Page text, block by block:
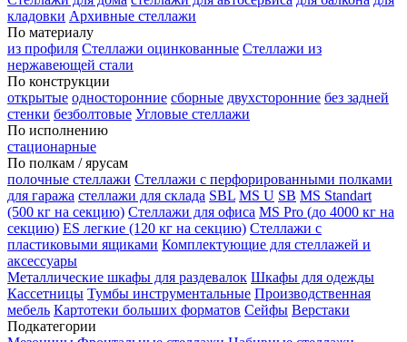
кладовки Архивные стеллажи
По материалу
из профиля Стеллажи оцинкованные Стеллажи из
нержавеющей стали
По конструкции
открытые односторонние сборные двухсторонние без задней
стенки безболтовые Угловые стеллажи
По исполнению
стационарные
По полкам / ярусам
полочные стеллажи Стеллажи с перфорированными полками
для гаража стеллажи для склада SBL MS U SB MS Standart
(500 кг на секцию) Стеллажи для офиса MS Pro (до 4000 кг на
секцию) ES легкие (120 кг на секцию) Стеллажи с
пластиковыми ящиками Комплектующие для стеллажей и
аксессуары
Металлические шкафы для раздевалок Шкафы для одежды
Кассетницы Тумбы инструментальные Производственная
мебель Картотеки больших форматов Сейфы Верстаки
Подкатегории